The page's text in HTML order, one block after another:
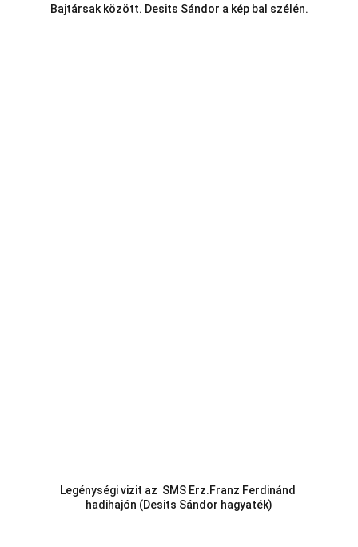
Bajtársak között. Desits Sándor a kép bal szélén.
Legénységi vizit az  SMS Erz.Franz Ferdinánd
hadihajón (Desits Sándor hagyaték)